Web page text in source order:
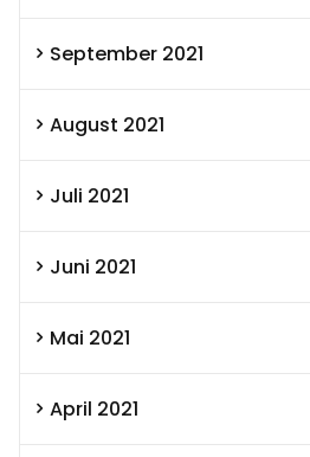
September 2021
August 2021
Juli 2021
Juni 2021
Mai 2021
April 2021